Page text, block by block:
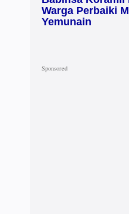
Warga Perbaiki
Yemunain